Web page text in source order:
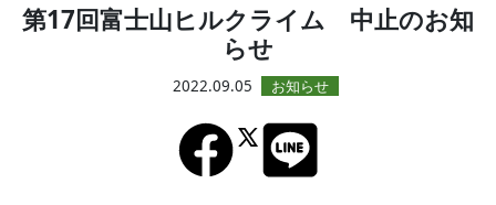
チーム・選手
競技ガイド
加盟・登録
第17回富士山ヒルクライム 中止のお知
らせ
2022.09.05